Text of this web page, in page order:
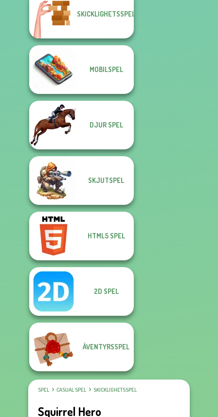
SKICKLIGHETSSPEL
MOBILSPEL
DJUR SPEL
SKJUTSPEL
HTML5 SPEL
2D SPEL
ÄVENTYRSSPEL
SPEL CASUAL SPEL SKICKLIGHETSSPEL
Squirrel Hero